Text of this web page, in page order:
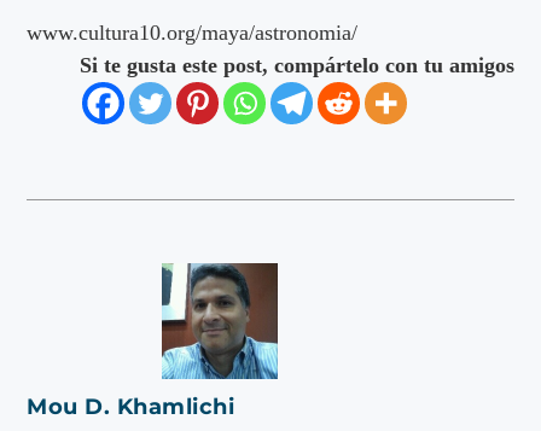
www.cultura10.org/maya/astronomia/
Si te gusta este post, compártelo con tu amigos
Mou D. Khamlichi